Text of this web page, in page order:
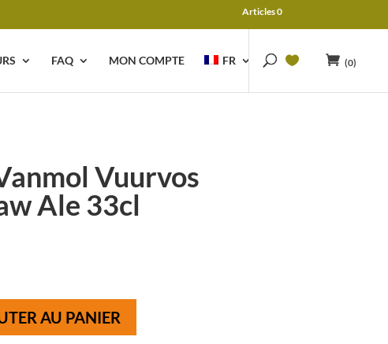
Articles 0
FAQ MON COMPTE FR (0)
Vuurvos
Ale 33cl
AU PANIER